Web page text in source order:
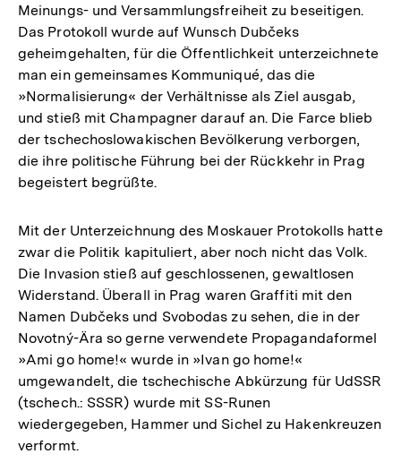
Meinungs- und Versammlungsfreiheit zu beseitigen.
Das Protokoll wurde auf Wunsch Dubčeks
geheimgehalten, für die Öffentlichkeit unterzeichnete
man ein gemeinsames Kommuniqué, das die
»Normalisierung« der Verhältnisse als Ziel ausgab,
und stieß mit Champagner darauf an. Die Farce blieb
der tschechoslowakischen Bevölkerung verborgen,
die ihre politische Führung bei der Rückkehr in Prag
begeistert begrüßte.
Mit der Unterzeichnung des Moskauer Protokolls hatte
zwar die Politik kapituliert, aber noch nicht das Volk.
Die Invasion stieß auf geschlossenen, gewaltlosen
Widerstand. Überall in Prag waren Graffiti mit den
Namen Dubčeks und Svobodas zu sehen, die in der
Novotný-Ära so gerne verwendete Propagandaformel
»Ami go home!« wurde in »Ivan go home!«
umgewandelt, die tschechische Abkürzung für UdSSR
(tschech.: SSSR) wurde mit SS-Runen
wiedergegeben, Hammer und Sichel zu Hakenkreuzen
verformt.